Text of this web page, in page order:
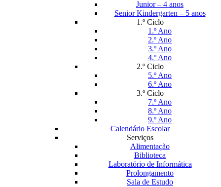
Junior – 4 anos
Senior Kindergarten – 5 anos
1.º Ciclo
1.º Ano
2.º Ano
3.º Ano
4.º Ano
2.º Ciclo
5.º Ano
6.º Ano
3.º Ciclo
7.º Ano
8.º Ano
9.º Ano
Calendário Escolar
Serviços
Alimentação
Biblioteca
Laboratório de Informática
Prolongamento
Sala de Estudo